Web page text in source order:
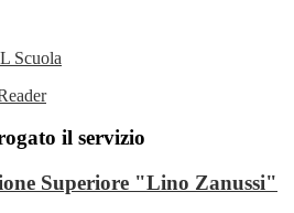
Scuola
il servizio
Superiore "Lino Zanussi"